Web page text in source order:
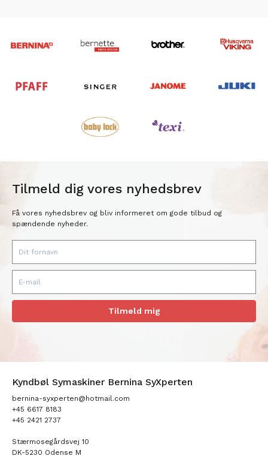
Tilmeld dig vores nyhedsbrev
Få vores nyhedsbrev og bliv informeret om gode tilbud og
spændende nyheder.
Tilmeld mig
Kyndbøl Symaskiner Bernina SyXperten
bernina-syxperten@hotmail.com
+45 6617 8183
+45 2421 2737
Stærmosegårdsvej 10
DK-5230 Odense M